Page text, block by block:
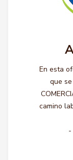
En esta
que
camino
-